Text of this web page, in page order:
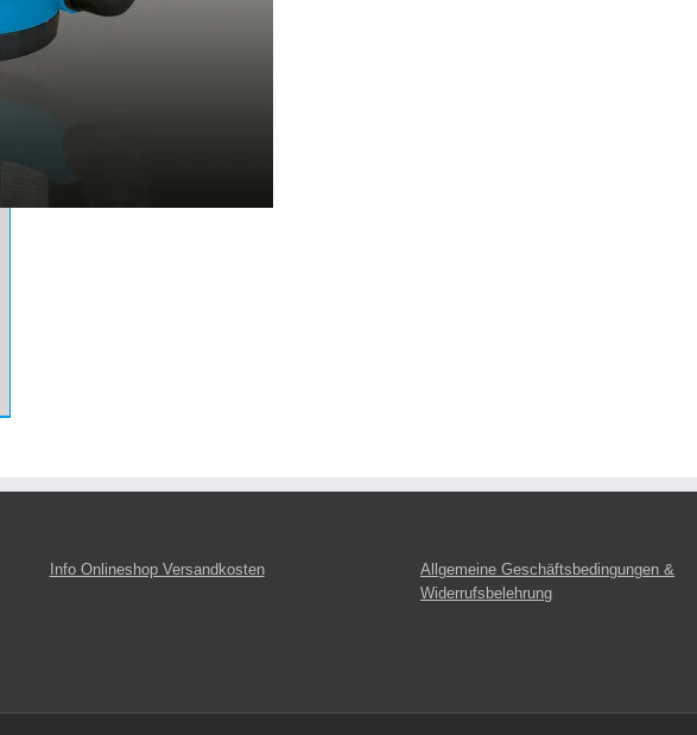
Info Onlineshop Versandkosten
Allgemeine Geschäftsbedingungen &
Widerrufsbelehrung